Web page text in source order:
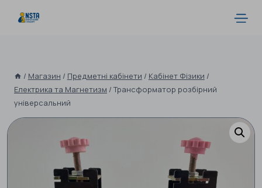
/ Магазин / Предметні кабінети / Кабінет Фізики /
Електрика та Магнетизм / Трансформатор розбірний
універсальний